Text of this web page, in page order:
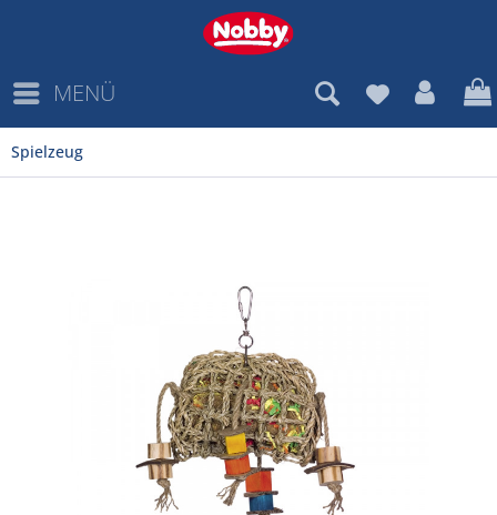
MENÜ
Spielzeug